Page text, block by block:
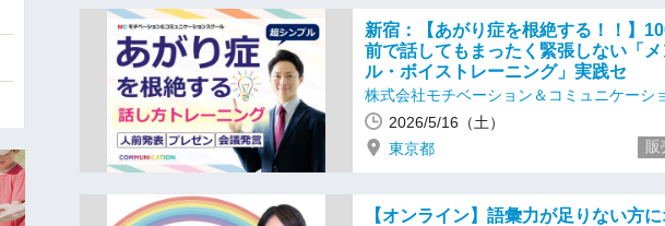
新宿：【あがり症を根絶する！！】
前で話してもまったく緊張しない「メ
ル・ボイストレーニング」実践セ
株式会社モチベーション＆コミュニケーシ
2026/5/16（土）
東京都
販
【オンライン】語彙力が足りない方